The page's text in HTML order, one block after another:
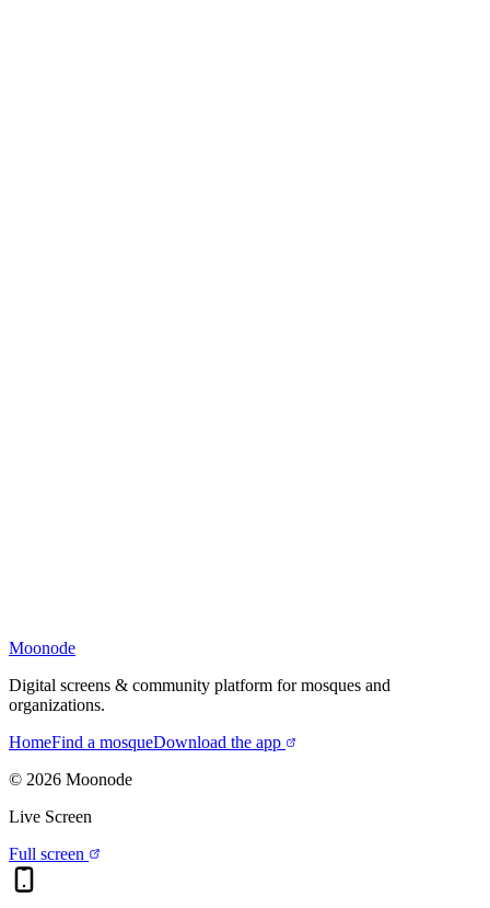
Moonode
Digital screens & community platform for mosques and
organizations.
HomeFind a mosqueDownload the app
© 2026 Moonode
Live Screen
Full screen